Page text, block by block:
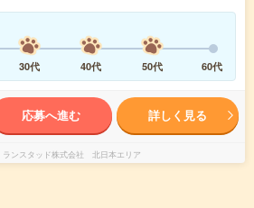
30代 40代 50代 60代
応募へ進む 詳しく見る
ランスタッド株式会社 北日本エリア